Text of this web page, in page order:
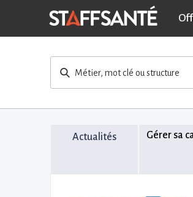
Métier, mot clé ou structure
Actualités Gérer sa